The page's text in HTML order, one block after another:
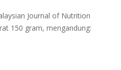
Journal of Nutrition
150 gram, mengandung: